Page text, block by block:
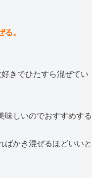
。
きでひたすら混ぜてい
味しいのでおすすめする
ばかき混ぜるほどいいと